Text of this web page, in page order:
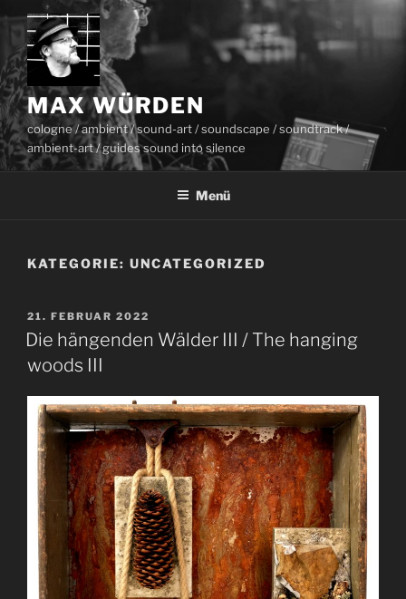
Zum
Inhalt
springen
MAX WÜRDEN
cologne / ambient / sound-art / soundscape / soundtrack /
ambient-art / guides sound into silence
Menü
KATEGORIE: UNCATEGORIZED
VERÖFFENTLICHT
AM
21. FEBRUAR 2022
Die hängenden Wälder III / The hanging
woods III